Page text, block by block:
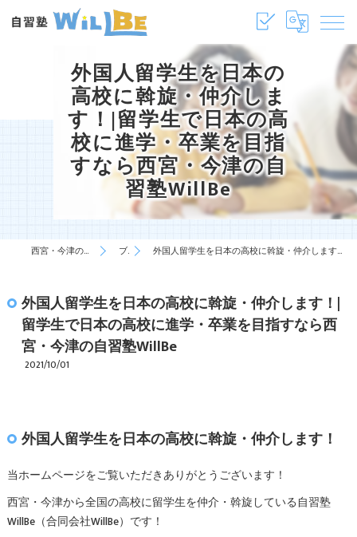
外国人留学生を日本の
高校に斡旋・仲介しま
す！|留学生で日本の高
校に進学・卒業を目指
すなら西宮・今津の自
習塾WillBe
西宮・今津の塾・学習塾は自習塾WillBe ブログ 外国人留学生を日本の高校に斡旋・仲介します！|留学生で日本の高校に進学・卒業を目指すなら西宮・今津の自習塾WillBe
外国人留学生を日本の高校に斡旋・仲介します！|
留学生で日本の高校に進学・卒業を目指すなら西
宮・今津の自習塾WillBe
2021/10/01
外国人留学生を日本の高校に斡旋・仲介します！
当ホームページをご覧いただきありがとうございます！
西宮・今津から全国の高校に留学生を仲介・斡旋している自習塾
WillBe（合同会社WillBe）です！